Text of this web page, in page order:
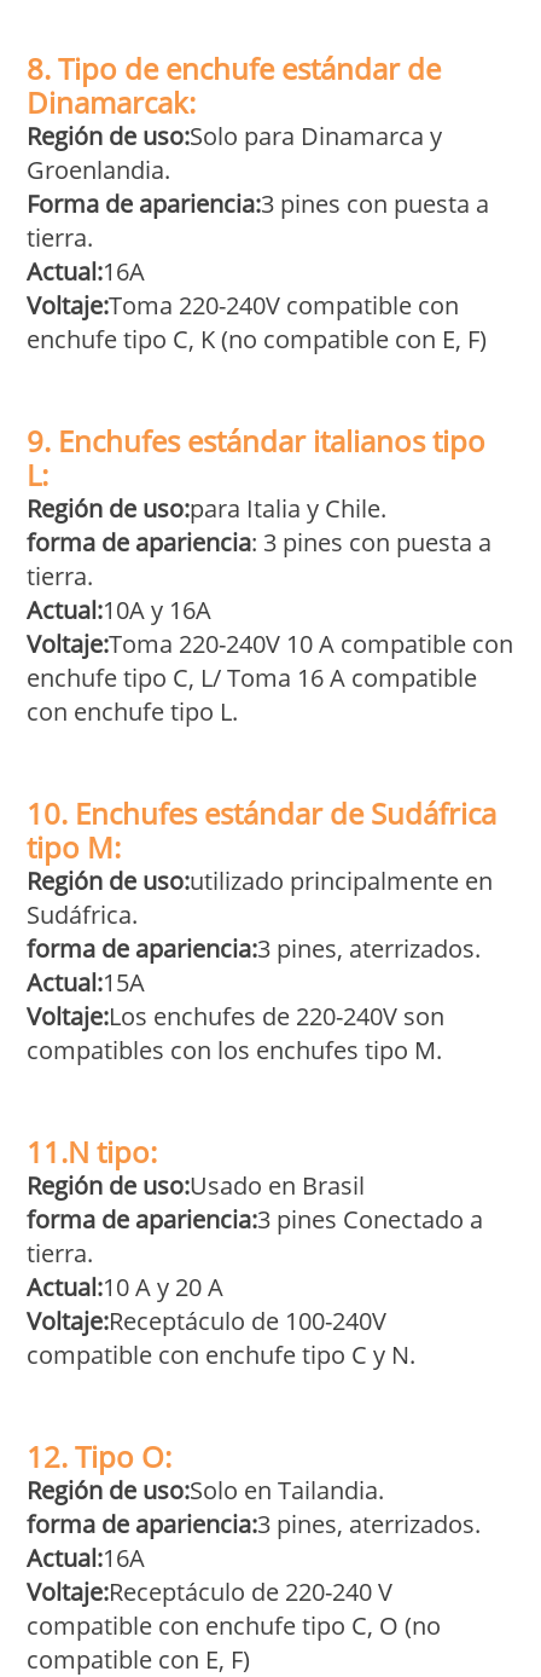
8. Tipo de enchufe estándar de
Dinamarcak:
Región de uso:Solo para Dinamarca y
Groenlandia.
Forma de apariencia:3 pines con puesta a
tierra.
Actual:16A
Voltaje:Toma 220-240V compatible con
enchufe tipo C, K (no compatible con E, F)
9. Enchufes estándar italianos tipo
L:
Región de uso:para Italia y Chile.
forma de apariencia: 3 pines con puesta a
tierra.
Actual:10A y 16A
Voltaje:Toma 220-240V 10 A compatible con
enchufe tipo C, L/ Toma 16 A compatible
con enchufe tipo L.
10. Enchufes estándar de Sudáfrica
tipo M:
Región de uso:utilizado principalmente en
Sudáfrica.
forma de apariencia:3 pines, aterrizados.
Actual:15A
Voltaje:Los enchufes de 220-240V son
compatibles con los enchufes tipo M.
11.N tipo:
Región de uso:Usado en Brasil
forma de apariencia:3 pines Conectado a
tierra.
Actual:10 A y 20 A
Voltaje:Receptáculo de 100-240V
compatible con enchufe tipo C y N.
12. Tipo O:
Región de uso:Solo en Tailandia.
forma de apariencia:3 pines, aterrizados.
Actual:16A
Voltaje:Receptáculo de 220-240 V
compatible con enchufe tipo C, O (no
compatible con E, F)